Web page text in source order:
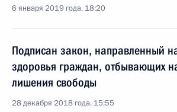
6 января 2019 года, 18:20
Подписан закон, направленный
здоровья граждан, отбывающих
лишения свободы
28 декабря 2018 года, 15:55